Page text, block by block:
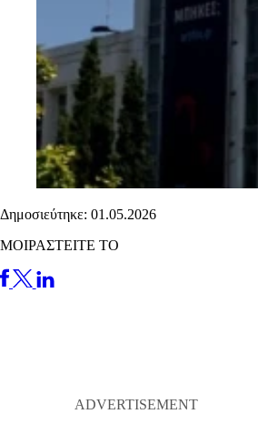
Δημοσιεύτηκε: 01.05.2026
ΜΟΙΡΑΣΤΕΙΤΕ ΤΟ